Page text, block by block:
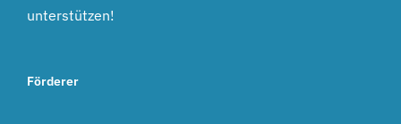
unterstützen!
Förderer